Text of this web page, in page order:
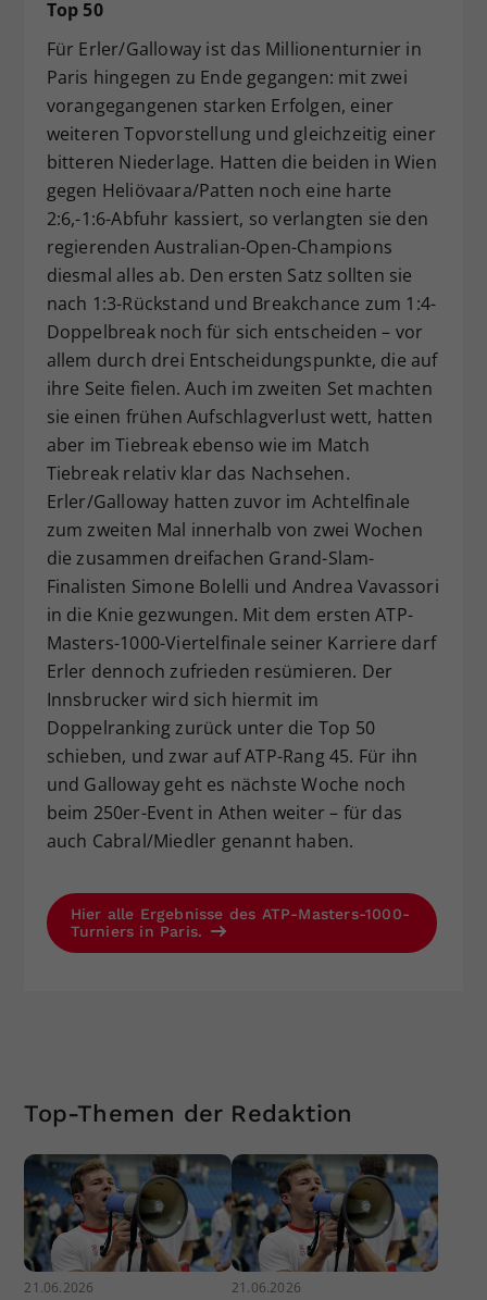
Top 50
Für Erler/Galloway ist das Millionenturnier in
Paris hingegen zu Ende gegangen: mit zwei
vorangegangenen starken Erfolgen, einer
weiteren Topvorstellung und gleichzeitig einer
bitteren Niederlage. Hatten die beiden in Wien
gegen Heliövaara/Patten noch eine harte
2:6,-1:6-Abfuhr kassiert, so verlangten sie den
regierenden Australian-Open-Champions
diesmal alles ab. Den ersten Satz sollten sie
nach 1:3-Rückstand und Breakchance zum 1:4-
Doppelbreak noch für sich entscheiden – vor
allem durch drei Entscheidungspunkte, die auf
ihre Seite fielen. Auch im zweiten Set machten
sie einen frühen Aufschlagverlust wett, hatten
aber im Tiebreak ebenso wie im Match
Tiebreak relativ klar das Nachsehen.
Erler/Galloway hatten zuvor im Achtelfinale
zum zweiten Mal innerhalb von zwei Wochen
die zusammen dreifachen Grand-Slam-
Finalisten Simone Bolelli und Andrea Vavassori
in die Knie gezwungen. Mit dem ersten ATP-
Masters-1000-Viertelfinale seiner Karriere darf
Erler dennoch zufrieden resümieren. Der
Innsbrucker wird sich hiermit im
Doppelranking zurück unter die Top 50
schieben, und zwar auf ATP-Rang 45. Für ihn
und Galloway geht es nächste Woche noch
beim 250er-Event in Athen weiter – für das
auch Cabral/Miedler genannt haben.
Hier alle Ergebnisse des ATP-Masters-1000-
Turniers in Paris.
Top-Themen der Redaktion
21.06.2026 21.06.2026